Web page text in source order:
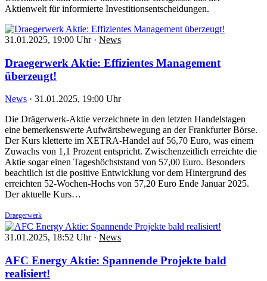
Aktienwelt für informierte Investitionsentscheidungen.
31.01.2025, 19:00 Uhr · News
Draegerwerk Aktie: Effizientes Management
überzeugt!
News · 31.01.2025, 19:00 Uhr
Die Drägerwerk-Aktie verzeichnete in den letzten Handelstagen
eine bemerkenswerte Aufwärtsbewegung an der Frankfurter Börse.
Der Kurs kletterte im XETRA-Handel auf 56,70 Euro, was einem
Zuwachs von 1,1 Prozent entspricht. Zwischenzeitlich erreichte die
Aktie sogar einen Tageshöchststand von 57,00 Euro. Besonders
beachtlich ist die positive Entwicklung vor dem Hintergrund des
erreichten 52-Wochen-Hochs von 57,20 Euro Ende Januar 2025.
Der aktuelle Kurs…
Draegerwerk
31.01.2025, 18:52 Uhr · News
AFC Energy Aktie: Spannende Projekte bald
realisiert!